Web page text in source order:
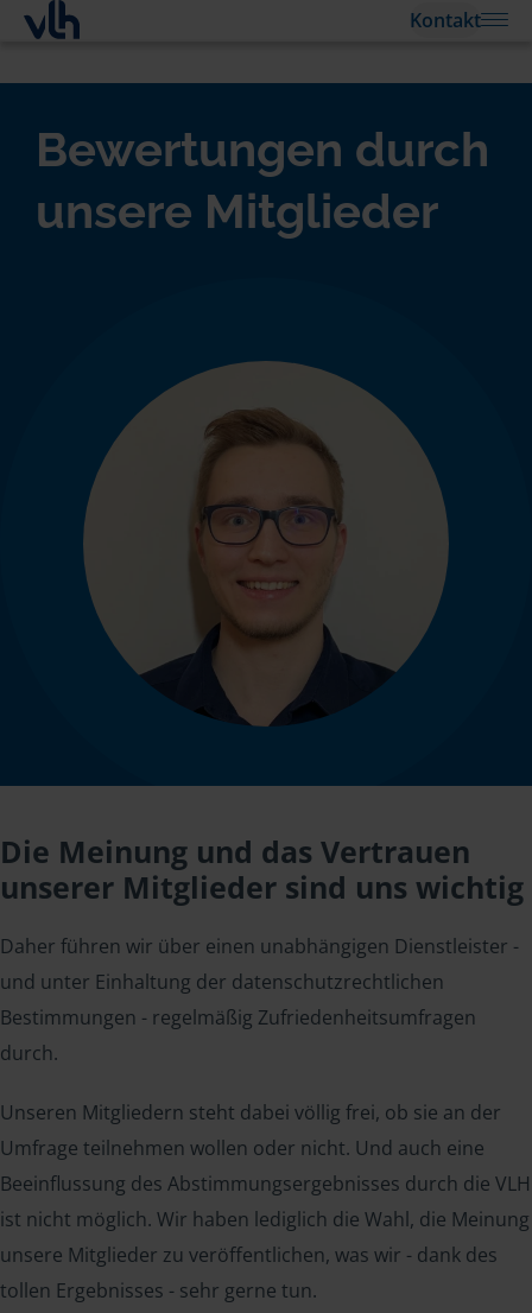
Kontakt
Bewertungen durch
unsere Mitglieder
Die Meinung und das Vertrauen
unserer Mitglieder sind uns wichtig
Daher führen wir über einen unabhängigen Dienstleister -
und unter Einhaltung der datenschutzrechtlichen
Bestimmungen - regelmäßig Zufriedenheitsumfragen
durch.
Unseren Mitgliedern steht dabei völlig frei, ob sie an der
Umfrage teilnehmen wollen oder nicht. Und auch eine
Beeinflussung des Abstimmungsergebnisses durch die VLH
ist nicht möglich. Wir haben lediglich die Wahl, die Meinung
unsere Mitglieder zu veröffentlichen, was wir - dank des
tollen Ergebnisses - sehr gerne tun.